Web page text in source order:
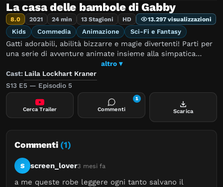
La casa delle bambole di Gabby
8.0 2021 24 min 13 Stagioni HD 13.297 visualizzazioni
Kids Commedia Animazione Sci-Fi e Fantasy
Gatti adorabili, abilità bizzarre e magie divertenti! Parti per
una serie di avventure animate insieme alla simpatica
Gabby e al suo amico Pandy Panda.
altro ▾
Cast: Laila Lockhart Kraner
S13 E5 — Episodio 5
Cerca Trailer Commenti
1
Scarica
Commenti (1)
S screen_lover3 mesi fa
a me queste robe leggere ogni tanto salvano il